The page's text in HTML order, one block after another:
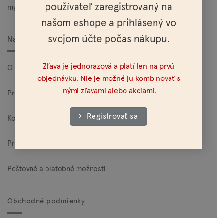
používateľ zaregistrovaný na
našom eshope a prihlásený vo
svojom účte počas nákupu.
Zľava je jednorazová a platí len na prvú
objednávku. Nie je možné ju kombinovať s
inými zľavami alebo akciami.
Registrovať sa
mylo@mylo.sk
Nakupovanie
O Mylo
Pre veľkoodberateľov
Kontakt
Predajne
Poštovné a platobné možnosti
Obchodné podmienky